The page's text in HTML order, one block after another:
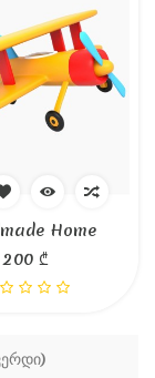
Home
200 ₾